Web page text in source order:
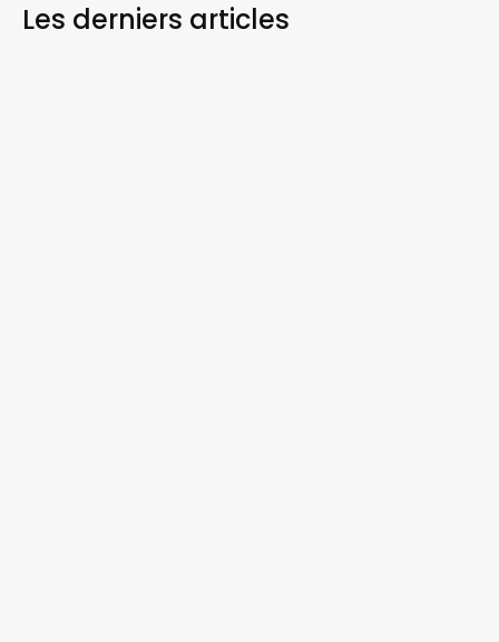
Les derniers articles